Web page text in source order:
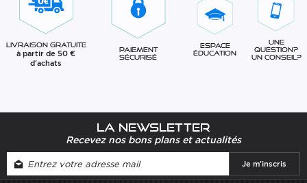
Livraison gratuite
à partir de 50 €
d'achats
Paiement
sécurisé
Espace
éducation
Une
question?
Un conseil?
La newsletter
Recevez nos bons plans et actualités